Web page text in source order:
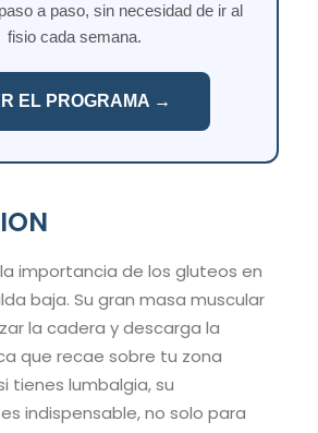
a paso, sin necesidad de ir al
fisio cada semana.
EL PROGRAMA →
importancia de los gluteos en
baja. Su gran masa muscular
la cadera y descarga la
que recae sobre tu zona
tienes lumbalgia, su
indispensable, no solo para